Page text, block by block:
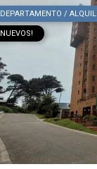
DEPARTAMENTO /
NUEVOS!